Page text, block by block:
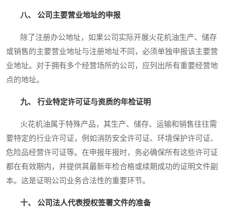
八、 公司主要营业地址的申报
除了注册办公地址，如果公司实际开展火花机油生产、储存
或销售的主要营业地址与注册地址不同，必须单独申报该主要营
业地址。对于拥有多个经营场所的公司，应列出所有重要经营地
点的地址。
九、 行业特定许可证与资质的年检证明
火花机油属于特殊产品，其生产、储存、运输和销售往往需
要特定的行业许可证，例如消防安全许可证、环境保护许可证、
危险品经营许可证等。在申报年报时，务必确保所有这些许可证
都在有效期内，并提供其最新年检合格或续期成功的证明文件副
本。这是证明公司业务合法性的重要环节。
十、 公司法人代表授权签署文件的准备